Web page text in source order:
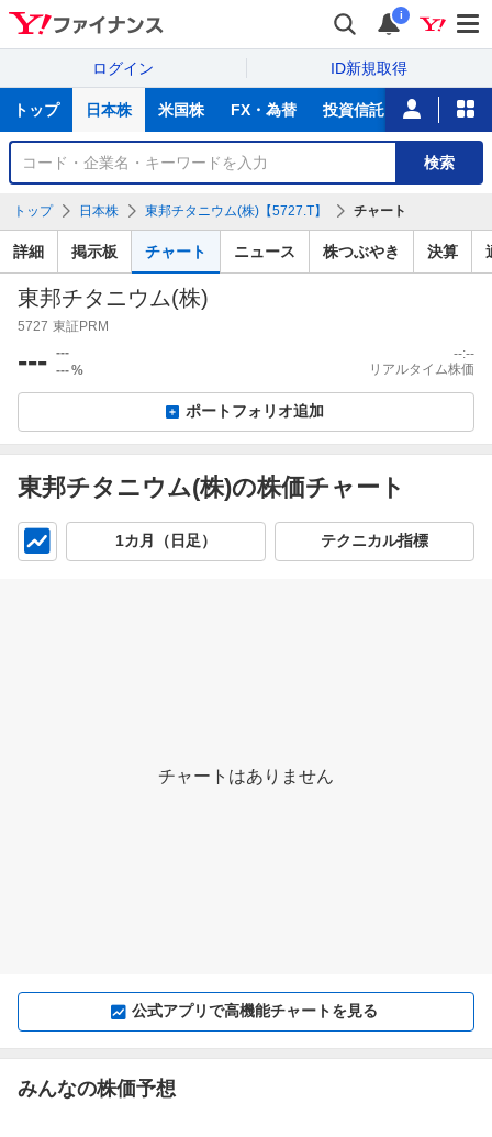
i
ログイン ID新規取得
サ
トップ 日本株 米国株 FX・為替 投資信託 ニュース
銘
検
索
検索
トップ 日本株 東邦チタニウム(株)【5727.T】 チャート
詳細 掲示板 チャート ニュース 株つぶやき 決算
東邦チタニウム(株)
5727 東証PRM
--- ---
---%
--:--
リアルタイム株価
ポートフォリオ追加
東邦チタニウム(株)の株価チャート
1カ月（日足） テクニカル指標
チャートはありません
公式アプリで高機能チャートを見る
みんなの株価予想